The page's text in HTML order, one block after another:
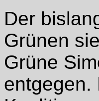
Der
Grünen
Grüne
entgegen.